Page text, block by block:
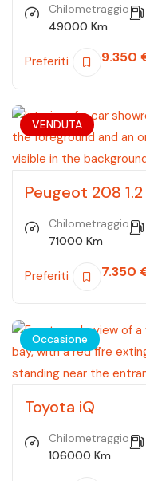
Chilometraggio
49000 Km
Preferiti 9.350
VENDUTA
Peugeot 208
Chilometraggio
71000 Km
Preferiti 7.350
Occasione
Toyota iQ
Chilometraggio
106000 Km